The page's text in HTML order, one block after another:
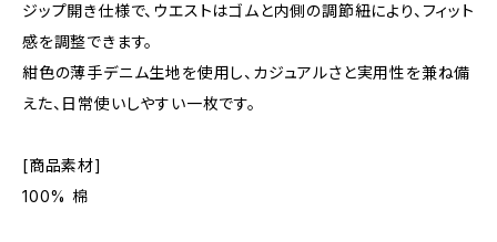
ジップ開き仕様で、ウエストはゴムと内側の調節紐により、フィット
感を調整できます。
紺色の薄手デニム生地を使用し、カジュアルさと実用性を兼ね備
えた、日常使いしやすい一枚です。
[商品素材]
100% 棉